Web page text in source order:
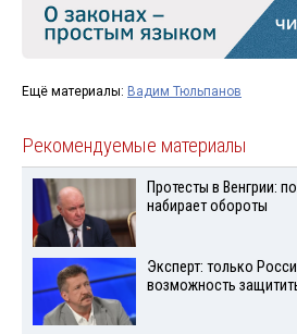
Ещё материалы: Вадим Тюльпанов
Рекомендуемые материалы
Протесты в Венгрии:
набирает обороты
Эксперт: только
возможность